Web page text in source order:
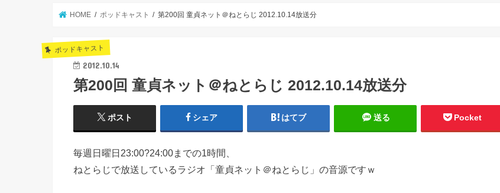
HOME ポッドキャスト 第200回 童貞ネット＠ねとらじ 2012.10.14放送分
ポッドキャスト
2012.10.14
第200回 童貞ネット＠ねとらじ 2012.10.14放送分
ポスト シェア はてブ 送る Pocket
毎週日曜日23:00?24:00までの1時間、
ねとらじで放送しているラジオ「童貞ネット＠ねとらじ」の音源ですｗ